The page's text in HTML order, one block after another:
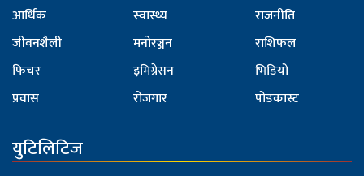
आर्थिक
जीवनशैली
फिचर
प्रवास
स्वास्थ्य
मनोरञ्जन
इमिग्रेसन
रोजगार
राजनीति
राशिफल
भिडियो
पोडकास्ट
युटिलिटिज